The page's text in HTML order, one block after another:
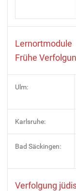
Lernortmodule
Frühe
Ulm:
Karlsruhe:
Bad Säckingen:
Verfolgung